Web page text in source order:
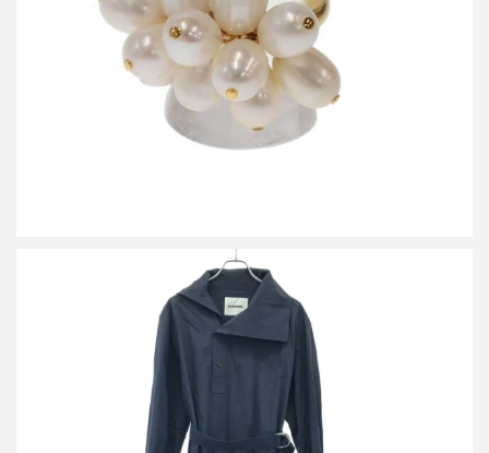
詳しく見る
ジルサンダープラス 23SS ベルテッドシャツワンピース
J40CT0116 J45127